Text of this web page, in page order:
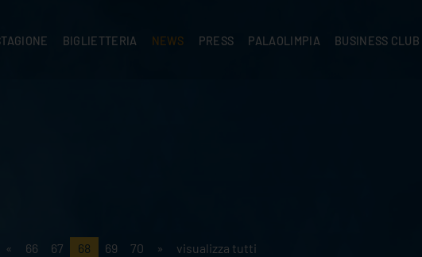
BIGLIETTERIA NEWS PRESS PALAOLIMPIA BUSINESS CLUB
« 66 67 68 69 70 » visualizza tutti